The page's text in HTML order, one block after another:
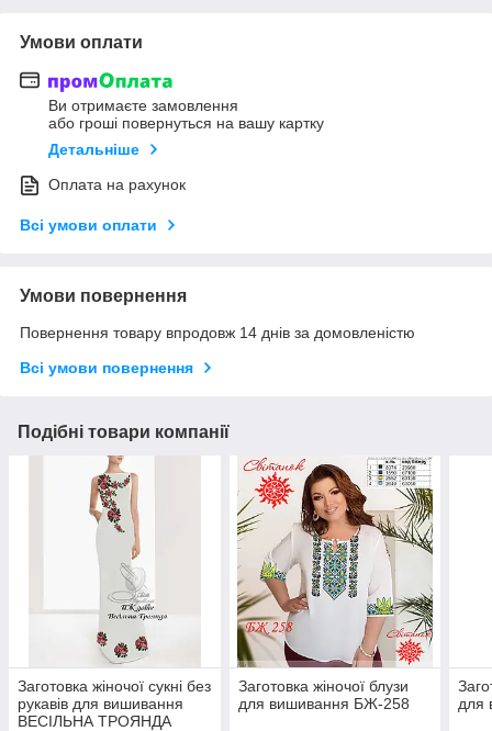
Умови оплати
Ви отримаєте замовлення
або гроші повернуться на вашу картку
Детальніше
Оплата на рахунок
Всі умови оплати
Умови повернення
Повернення товару впродовж 14 днів за домовленістю
Всі умови повернення
Подібні товари компанії
Заготовка жіночої сукні без
рукавів для вишивання
ВЕСІЛЬНА ТРОЯНДА
Заготовка жіночої блузи
для вишивання БЖ-258
для